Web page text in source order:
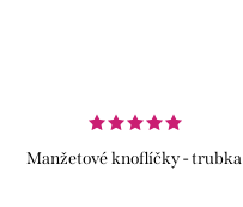
Manžetové knoflíčky - trubka